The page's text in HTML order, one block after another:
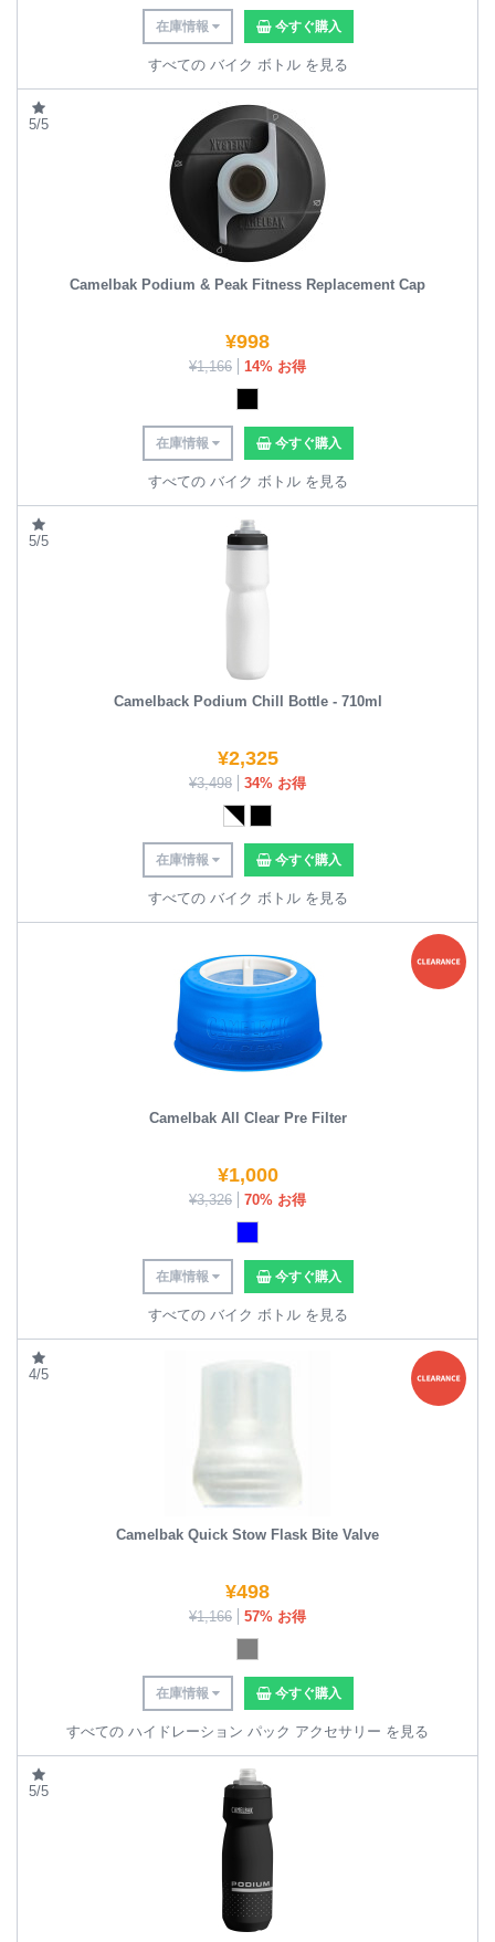
在庫情報 今すぐ購入
すべての バイク ボトル を見る
5/5
Camelbak Podium & Peak Fitness Replacement Cap
¥998
¥1,166 14% お得
在庫情報 今すぐ購入
すべての バイク ボトル を見る
5/5
Camelback Podium Chill Bottle - 710ml
¥2,325
¥3,498 34% お得
在庫情報 今すぐ購入
すべての バイク ボトル を見る
Camelbak All Clear Pre Filter
¥1,000
¥3,326 70% お得
在庫情報 今すぐ購入
すべての バイク ボトル を見る
4/5
Camelbak Quick Stow Flask Bite Valve
¥498
¥1,166 57% お得
在庫情報 今すぐ購入
すべての ハイドレーション パック アクセサリー を見る
5/5